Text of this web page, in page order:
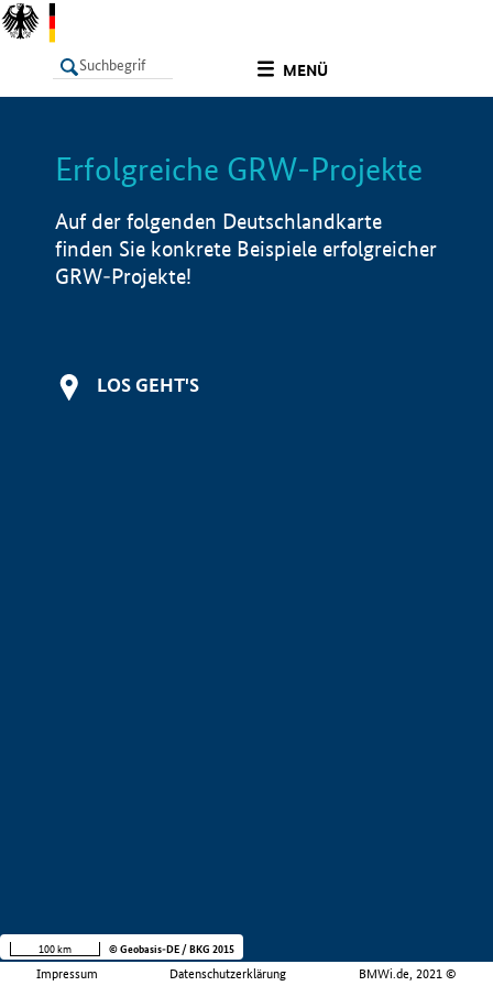
MENÜ
LISTE Info
Erfolgreiche GRW-Projekte
Auf der folgenden Deutschlandkarte
finden Sie konkrete Beispiele erfolgreicher
GRW-Projekte!
LOS GEHT'S
Impressum Datenschutzerklärung BMWi.de, 2021 ©
100 km © Geobasis-DE / BKG 2015